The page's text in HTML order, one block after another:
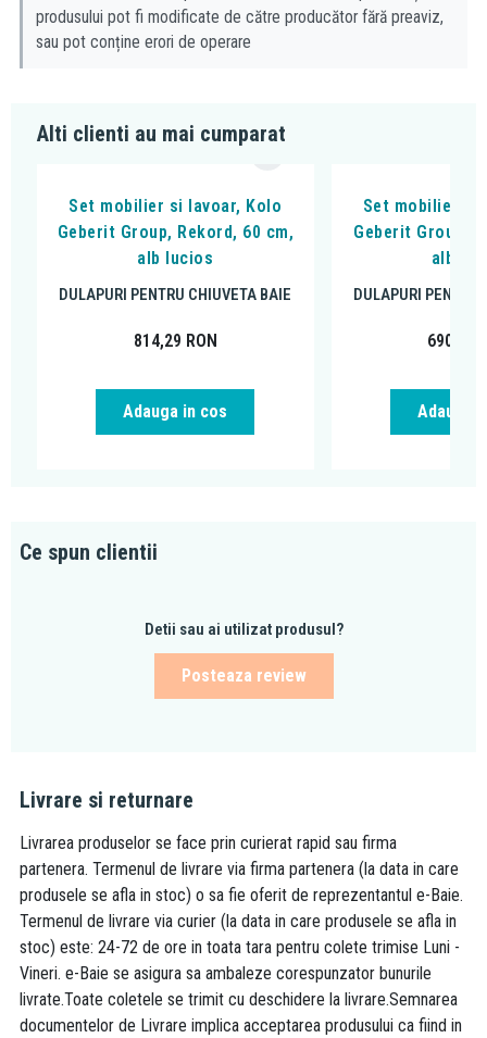
produsului pot fi modificate de către producător fără preaviz,
sau pot conține erori de operare
Alti clienti au mai cumparat
Set mobilier si lavoar, Kolo
Geberit Group, Rekord, 60 cm,
alb lucios
DULAPURI PENTRU CHIUVETA BAIE
814,29 RON
Adauga in cos
Set mobilier si
Geberit Group,
alb
DULAPURI PENTRU
690,02
Adauga
Ce spun clientii
Detii sau ai utilizat produsul?
Posteaza review
Livrare si returnare
Livrarea produselor se face prin curierat rapid sau firma
partenera. Termenul de livrare via firma partenera (la data in care
produsele se afla in stoc) o sa fie oferit de reprezentantul e-Baie.
Termenul de livrare via curier (la data in care produsele se afla in
stoc) este: 24-72 de ore in toata tara pentru colete trimise Luni -
Vineri. e-Baie se asigura sa ambaleze corespunzator bunurile
livrate.Toate coletele se trimit cu deschidere la livrare.Semnarea
documentelor de Livrare implica acceptarea produsului ca fiind in